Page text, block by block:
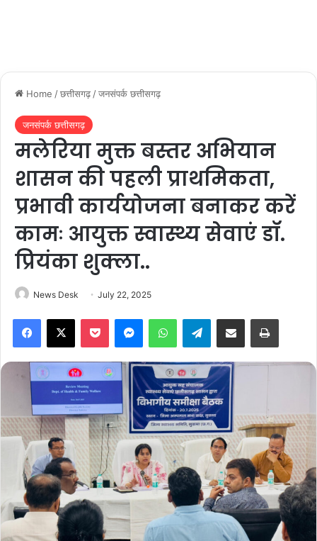
Home /छत्तीसगढ़ /जनसंपर्क छत्तीसगढ़
जनसंपर्क छत्तीसगढ़
मलेरिया मुक्त बस्तर अभियान
शासन की पहली प्राथमिकता,
प्रभावी कार्ययोजना बनाकर करें
कामः आयुक्त स्वास्थ्य सेवाएं डॉ.
प्रियंका शुक्ला..
News Desk July 22, 2025
Telegram